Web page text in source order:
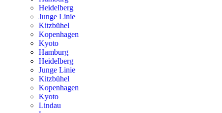
Heidelberg
Junge Linie
Kitzbühel
Kopenhagen
Kyoto
Hamburg
Heidelberg
Junge Linie
Kitzbühel
Kopenhagen
Kyoto
Lindau